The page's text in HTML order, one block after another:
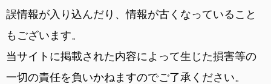
誤情報が入り込んだり、情報が古くなっていること
もございます。
当サイトに掲載された内容によって生じた損害等の
一切の責任を負いかねますのでご了承ください。